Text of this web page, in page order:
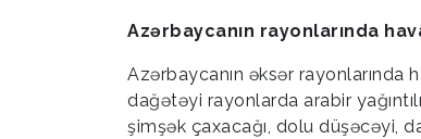
Azərbaycanın rayonlarında
Azərbaycanın əksər rayonlarında
dağətəyi rayonlarda arabir
şimşək çaxacağı, dolu düşəcəyi,